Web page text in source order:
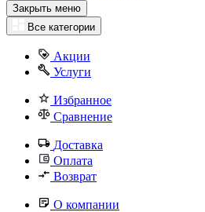
Закрыть меню
Все категории
Акции
Услуги
Избранное
Сравнение
Доставка
Оплата
Возврат
О компании